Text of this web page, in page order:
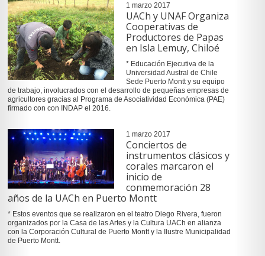
1 marzo 2017
UACh y UNAF Organiza
Cooperativas de
Productores de Papas
en Isla Lemuy, Chiloé
* Educación Ejecutiva de la
Universidad Austral de Chile
Sede Puerto Montt y su equipo
de trabajo, involucrados con el desarrollo de pequeñas empresas de
agricultores gracias al Programa de Asociatividad Económica (PAE)
firmado con con INDAP el 2016.
1 marzo 2017
Conciertos de
instrumentos clásicos y
corales marcaron el
inicio de
conmemoración 28
años de la UACh en Puerto Montt
* Estos eventos que se realizaron en el teatro Diego Rivera, fueron
organizados por la Casa de las Artes y la Cultura UACh en alianza
con la Corporación Cultural de Puerto Montt y la Ilustre Municipalidad
de Puerto Montt.